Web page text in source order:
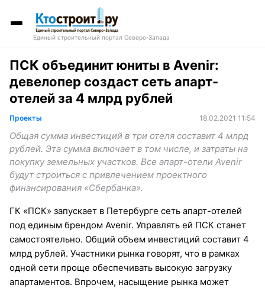
Единый строительный портал Северо-Запада
ПСК объединит юниты в Avenir:
девелопер создаст сеть апарт-
отелей за 4 млрд рублей
Проекты 18.02.2021 11:54
Общая сумма инвестиций в три отеля составит 4 млрд
рублей. Эта сумма включает в том числе, и затраты на
покупку земельных участков. Все апарт-отели Avenir
будут строиться с привлечением проектного
финансирования «Сбербанка».
ГК «ПСК» запускает в Петербурге сеть апарт-отелей
под единым брендом Avenir. Управлять ей ПСК станет
самостоятельно. Общий объем инвестиций составит 4
млрд рублей. Участники рынка говорят, что в рамках
одной сети проще обеспечивать высокую загрузку
апартаментов. Впрочем, насыщение рынка может